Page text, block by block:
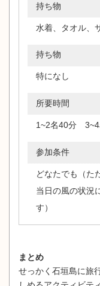
持ち物
水着、タオル、
持ち物
特になし
所要時間
1~2名40分
参加条件
どなたでも（た
当日の風の状況
す）
まとめ
せっかく石垣島に旅